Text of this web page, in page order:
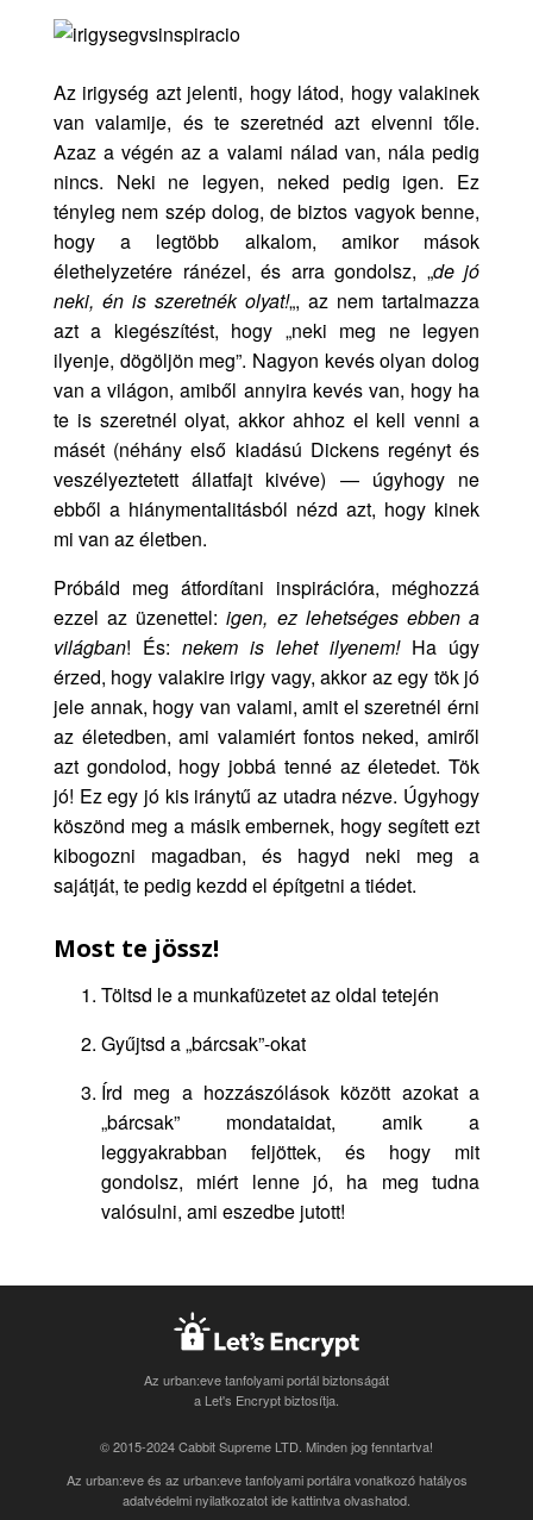
Az irigység azt jelenti, hogy látod, hogy valakinek
van valamije, és te szeretnéd azt elvenni tőle.
Azaz a végén az a valami nálad van, nála pedig
nincs. Neki ne legyen, neked pedig igen. Ez
tényleg nem szép dolog, de biztos vagyok benne,
hogy a legtöbb alkalom, amikor mások
élethelyzetére ránézel, és arra gondolsz, „de jó
neki, én is szeretnék olyat!„, az nem tartalmazza
azt a kiegészítést, hogy „neki meg ne legyen
ilyenje, dögöljön meg”. Nagyon kevés olyan dolog
van a világon, amiből annyira kevés van, hogy ha
te is szeretnél olyat, akkor ahhoz el kell venni a
másét (néhány első kiadású Dickens regényt és
veszélyeztetett állatfajt kivéve) — úgyhogy ne
ebből a hiánymentalitásból nézd azt, hogy kinek
mi van az életben.
Próbáld meg átfordítani inspirációra, méghozzá
ezzel az üzenettel:igen, ez lehetséges ebben a
világban! És: nekem is lehet ilyenem!Ha úgy
érzed, hogy valakire irigy vagy, akkor az egy tök jó
jele annak, hogy van valami, amit el szeretnél érni
az életedben, ami valamiért fontos neked, amiről
azt gondolod, hogy jobbá tenné az életedet. Tök
jó! Ez egy jó kis iránytű az utadra nézve. Úgyhogy
köszönd meg a másik embernek, hogy segített ezt
kibogozni magadban, és hagyd neki meg a
sajátját, te pedig kezdd el építgetni a tiédet.
Most te jössz!
Töltsd le a munkafüzetet az oldal tetején
Gyűjtsd a „bárcsak”-okat
Írd meg a hozzászólások között azokat a
„bárcsak” mondataidat, amik a
leggyakrabban feljöttek, és hogy mit
gondolsz, miért lenne jó, ha meg tudna
valósulni, ami eszedbe jutott!
Az urban:eve tanfolyami portál biztonságát
a Let's Encrypt biztosítja.
© 2015-2024 Cabbit Supreme LTD. Minden jog fenntartva!
Az urban:eve és az urban:eve tanfolyami portálra vonatkozóhatályos
adatvédelmi nyilatkozatot ide kattintva olvashatod